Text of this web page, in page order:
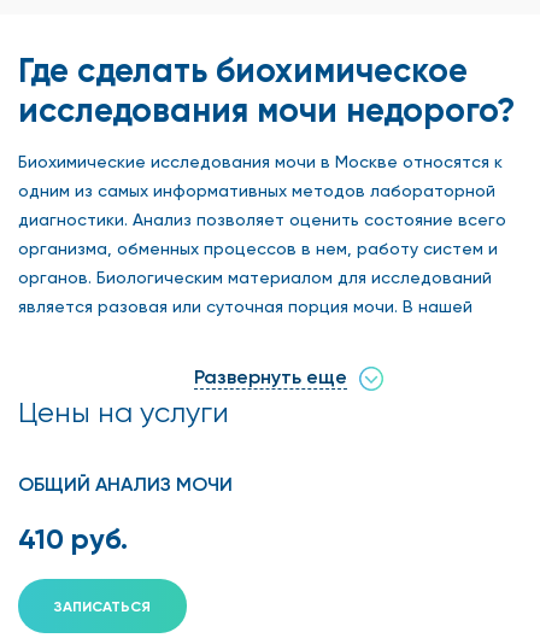
Где сделать биохимическое
исследования мочи недорого?
Биохимические исследования мочи в Москве относятся к
одним из самых информативных методов лабораторной
диагностики. Анализ позволяет оценить состояние всего
организма, обменных процессов в нем, работу систем и
органов. Биологическим материалом для исследований
является разовая или суточная порция мочи. В нашей
высококвалифицированные специалисты, проведя
биохимию мочи, могут подтвердить или опровергнуть
предварительный диагноз. Определение основных
заболевания, назначить действенное лечение. Если вы не
Москве, обращайтесь к нашим опытным диагностам. Мы
поскольку клиника оснащена оборудованием
европейского класса, а проведением анализа и
Развернуть еще
Цены на услуги
ОБЩИЙ АНАЛИЗ МОЧИ
410 руб.
ЗАПИСАТЬСЯ